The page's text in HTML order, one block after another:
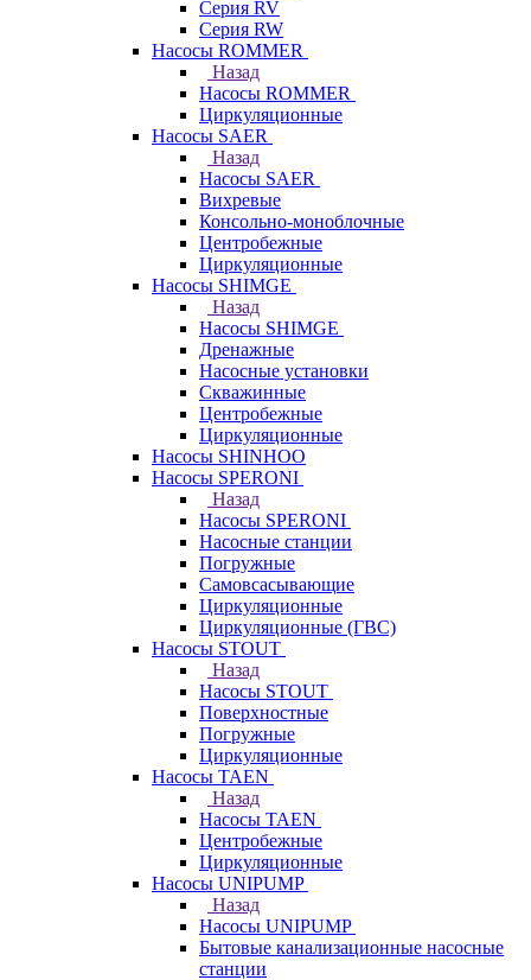
Серия RV
Серия RW
Насосы ROMMER
Назад
Насосы ROMMER
Циркуляционные
Насосы SAER
Назад
Насосы SAER
Вихревые
Консольно-моноблочные
Центробежные
Циркуляционные
Насосы SHIMGE
Назад
Насосы SHIMGE
Дренажные
Насосные установки
Скважинные
Центробежные
Циркуляционные
Насосы SHINHOO
Насосы SPERONI
Назад
Насосы SPERONI
Насосные станции
Погружные
Самовсасывающие
Циркуляционные
Циркуляционные (ГВС)
Насосы STOUT
Назад
Насосы STOUT
Поверхностные
Погружные
Циркуляционные
Насосы TAEN
Назад
Насосы TAEN
Центробежные
Циркуляционные
Насосы UNIPUMP
Назад
Насосы UNIPUMP
Бытовые канализационные насосные
станции